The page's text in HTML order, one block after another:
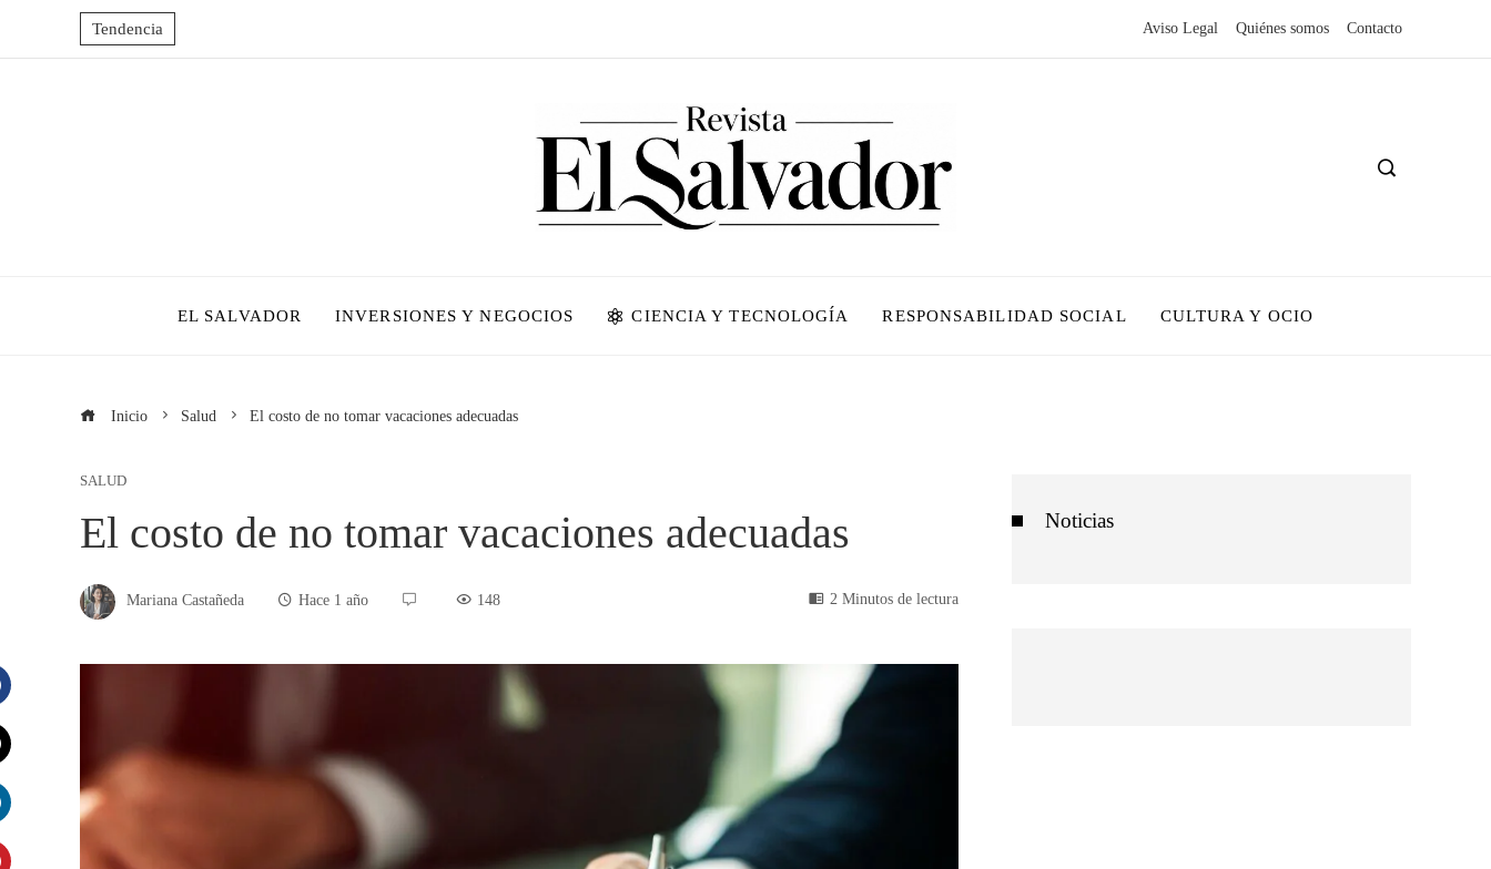
Tendencia Aviso Legal Quiénes somos Contacto
EL SALVADOR INVERSIONES Y NEGOCIOS CIENCIA Y TECNOLOGÍA RESPONSABILIDAD SOCIAL CULTURA Y OCIO
Inicio Salud El costo de no tomar vacaciones adecuadas
SALUD
El costo de no tomar vacaciones adecuadas
Mariana Castañeda Hace 1 año 148 2 Minutos de lectura
Noticias